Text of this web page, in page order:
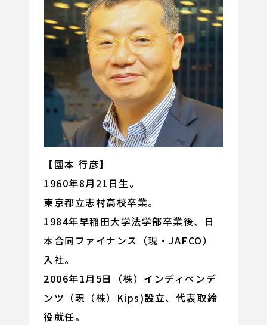
【國本 行彦】
1960年8月21日生。
東京都立志村高校卒業。
1984年早稲田大学法学部卒業後、日
本合同ファイナンス（現・JAFCO）
入社。
2006年1月5日（株）インディペンデ
ンツ（現（株）Kips)設立、代表取締
役就任。